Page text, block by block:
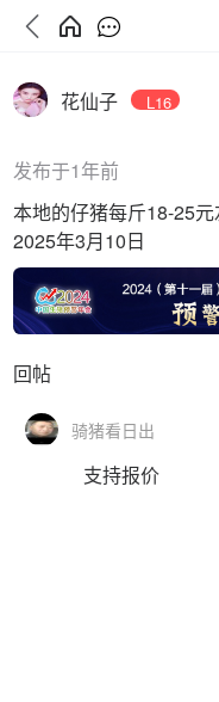
花仙子 L16
发布于1年前
本地的仔猪每斤18-25
2025年3月10日
回帖
骑猪看日出
支持报价